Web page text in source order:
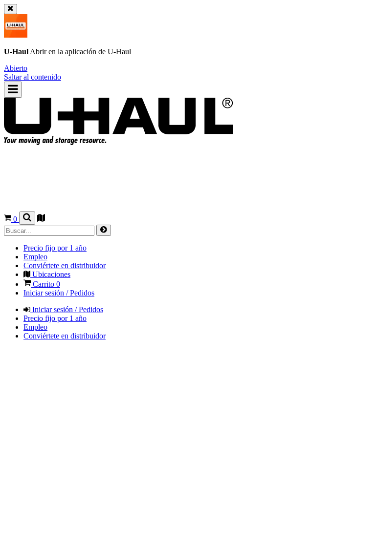
U-Haul Abrir en la aplicación de U-Haul
Abierto
Saltar al contenido
0
Precio fijo por 1 año
Empleo
Conviértete en distribuidor
Ubicaciones
Carrito 0
Iniciar sesión / Pedidos
Iniciar sesión / Pedidos
Precio fijo por 1 año
Empleo
Conviértete en distribuidor